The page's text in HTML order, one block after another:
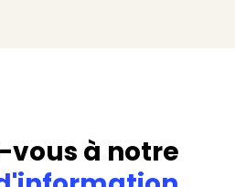
vous à notre